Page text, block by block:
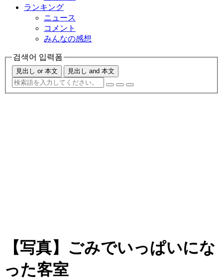
ランキング
ニュース
コメント
みんなの感想
검색어 입력폼
見出し or 本文 見出し and 本文
【写真】ごみでいっぱいにな
った客室